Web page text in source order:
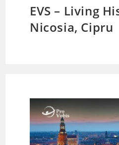
EVS – Living
Nicosia, Cipru